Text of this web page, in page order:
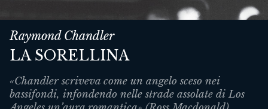
Raymond Chandler
LA SORELLINA
«Chandler scriveva come un angelo sceso nei
bassifondi, infondendo nelle strade assolate di Los